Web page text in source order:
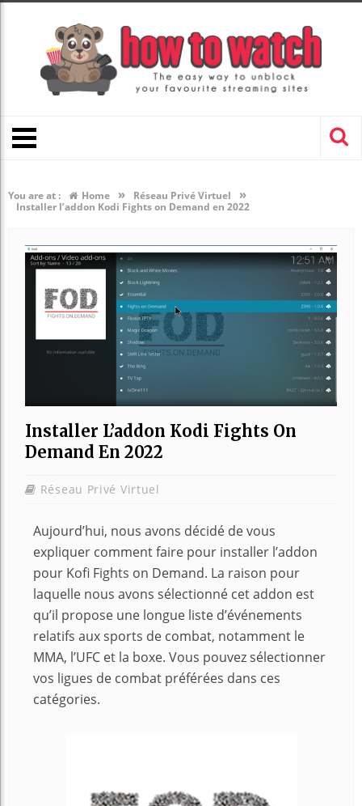
You are at : Home » Réseau Privé Virtuel »
Installer l’addon Kodi Fights on Demand en 2022
Installer L’addon Kodi Fights On
Demand En 2022
Réseau Privé Virtuel
Aujourd’hui, nous avons décidé de vous
expliquer comment faire pour installer l’addon
pour Kofi Fights on Demand. La raison pour
laquelle nous avons sélectionné cet addon est
qu’il propose une longue liste d’événements
relatifs aux sports de combat, notamment le
MMA, l’UFC et la boxe. Vous pouvez sélectionner
vos ligues de combat préférées dans ces
catégories.